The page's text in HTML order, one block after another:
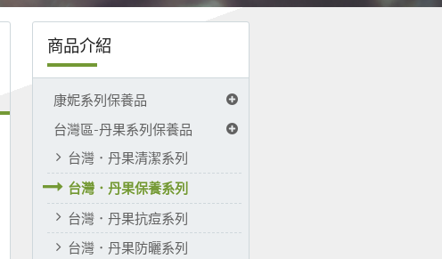
商品介紹
康妮系列保養品
台灣區-丹果系列保養品
台灣．丹果清潔系列
台灣．丹果保養系列
台灣．丹果抗痘系列
台灣．丹果防曬系列